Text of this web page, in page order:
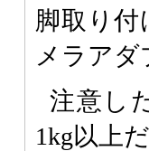
脚取り
メラア
注意し
1kg以上